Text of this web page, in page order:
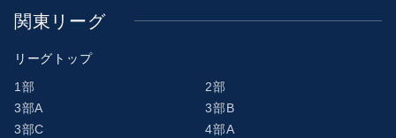
関東リーグ
リーグトップ
1部
2部
3部A
3部B
3部C
4部A